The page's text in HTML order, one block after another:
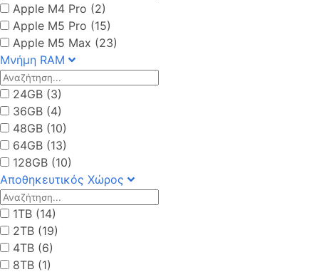
Apple M4 Pro (2)
Apple M5 Pro (15)
Apple M5 Max (23)
Μνήμη RAM
24GB (3)
36GB (4)
48GB (10)
64GB (13)
128GB (10)
Αποθηκευτικός Χώρος
1TB (14)
2TB (19)
4TB (6)
8TB (1)